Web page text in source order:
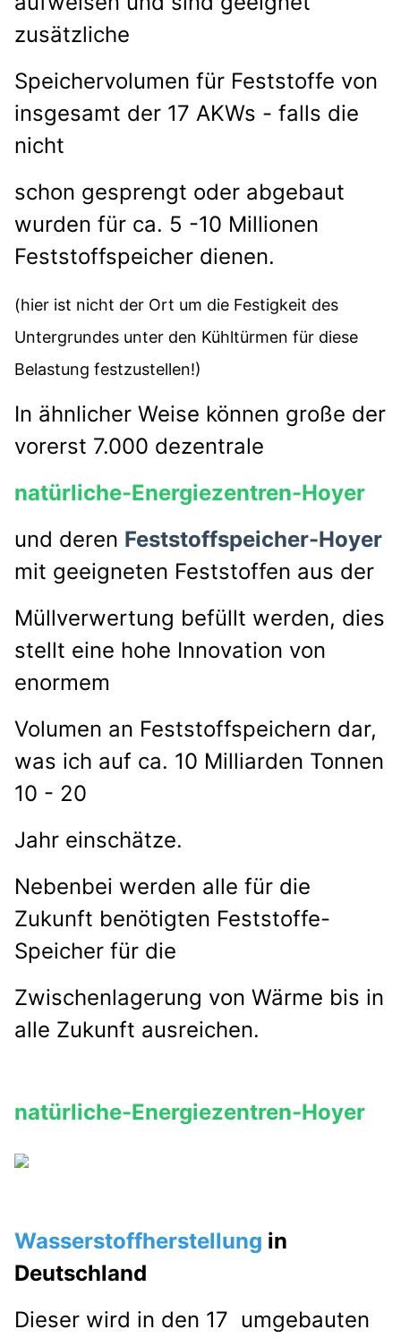
zusätzliche
Speichervolumen für Feststoffe von
insgesamt der 17 AKWs - falls die
nicht
schon gesprengt oder abgebaut
wurden für ca. 5 -10 Millionen
Feststoffspeicher dienen.
(hier ist nicht der Ort um die Festigkeit des
Untergrundes unter den Kühltürmen für diese
Belastung festzustellen!)
In ähnlicher Weise können große der
vorerst 7.000 dezentrale
natürliche-Energiezentren-Hoyer
und deren Feststoffspeicher-Hoyer
mit geeigneten Feststoffen aus der
Müllverwertung befüllt werden, dies
stellt eine hohe Innovation von
enormem
Volumen an Feststoffspeichern dar,
was ich auf ca. 10 Milliarden Tonnen
10 - 20
Jahr einschätze.
Nebenbei werden alle für die
Zukunft benötigten Feststoffe-
Speicher für die
Zwischenlagerung von Wärme bis in
alle Zukunft ausreichen.
natürliche-Energiezentren-Hoyer
Wasserstoffherstellung in
Deutschland
Dieser wird in den 17 umgebauten